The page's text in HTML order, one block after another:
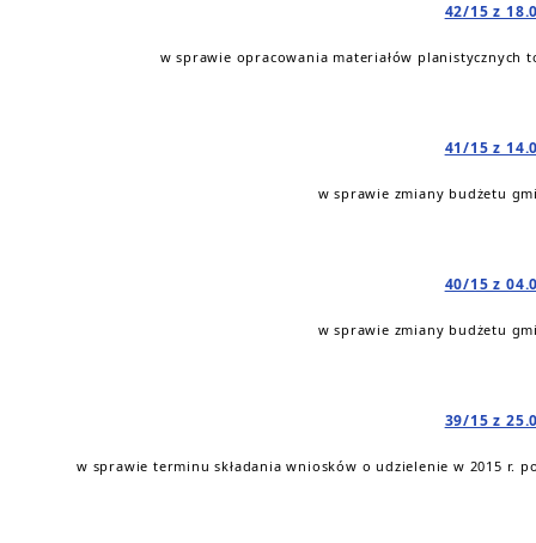
42/15 z
w sprawie opracowania materiałów planistycznych
41/15 z
w sprawie zmiany budżetu
40/15 z
w sprawie zmiany budżetu
39/15 z
w sprawie terminu składania wniosków o udzielenie w 2015 r.